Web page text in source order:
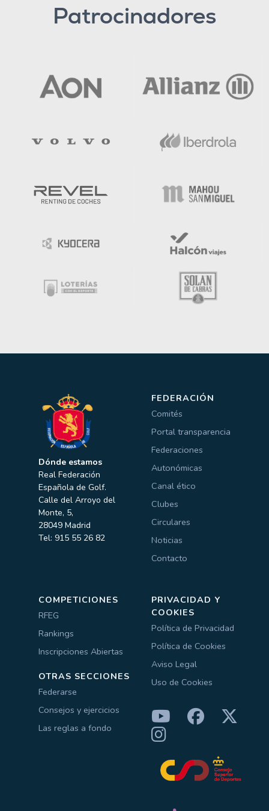
Patrocinadores
Dónde estamos
Real Federación
Española de Golf.
Calle del Arroyo del
Monte, 5,
28049 Madrid
Tel: 915 55 26 82
FEDERACIÓN
Comités
Portal transparencia
Federaciones
Autonómicas
Canal ético
Clubes
Circulares
Noticias
Contacto
COMPETICIONES
RFEG
Rankings
Inscripciones Abiertas
OTRAS SECCIONES
Federarse
Consejos y ejercicios
Las reglas a fondo
PRIVACIDAD Y
COOKIES
Política de Privacidad
Política de Cookies
Aviso Legal
Uso de Cookies